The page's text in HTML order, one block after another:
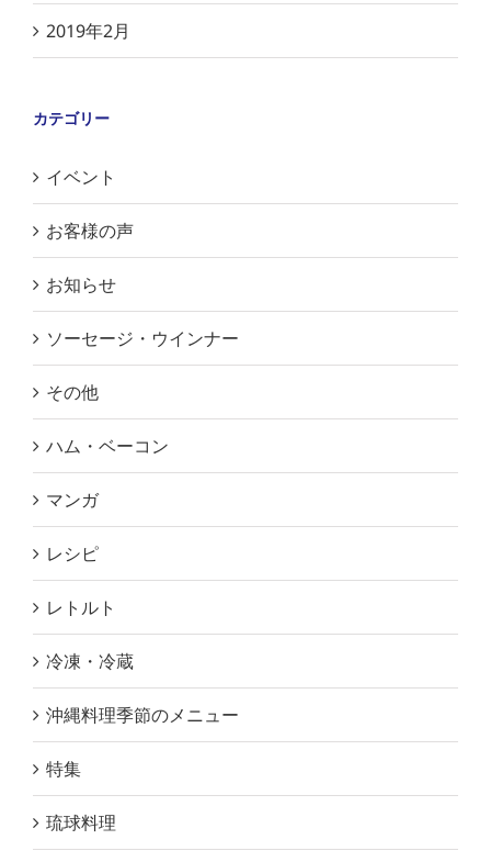
2019年2月
カテゴリー
イベント
お客様の声
お知らせ
ソーセージ・ウインナー
その他
ハム・ベーコン
マンガ
レシピ
レトルト
冷凍・冷蔵
沖縄料理季節のメニュー
特集
琉球料理